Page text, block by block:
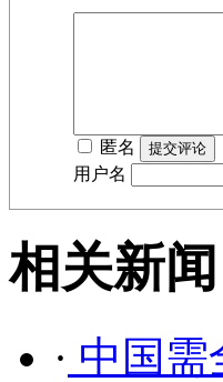
匿名
用户名
相关新闻
· 中国需